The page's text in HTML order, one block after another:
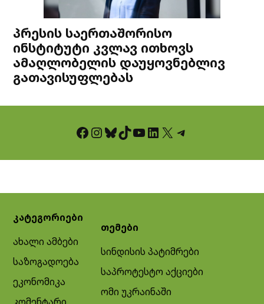
პრესის საერთაშორისო
ინსტიტუტი კვლავ ითხოვს
ამაღლობელის დაუყოვნებლივ
გათავისუფლებას
Facebook InstagramBluesky TikTok YouTube LinkedIn X Telegram
კატეგორიები
ახალი ამბები
საზოგადოება
ეკონომიკა
კომენტარი
თემები
სინდისის პატიმრები
საპროტესტო აქციები
ომი უკრაინაში